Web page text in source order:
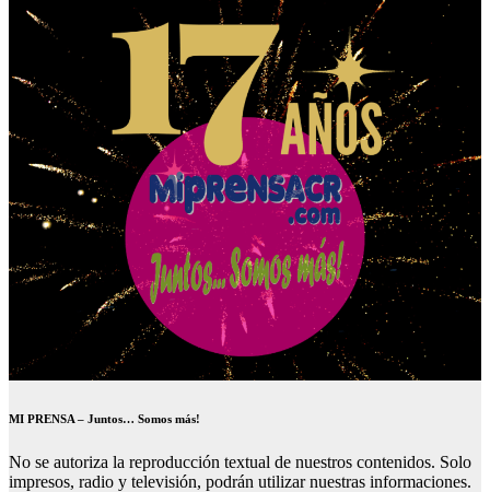
MI PRENSA – Juntos… Somos más!
No se autoriza la reproducción textual de nuestros contenidos. Solo
impresos, radio y televisión, podrán utilizar nuestras informaciones.